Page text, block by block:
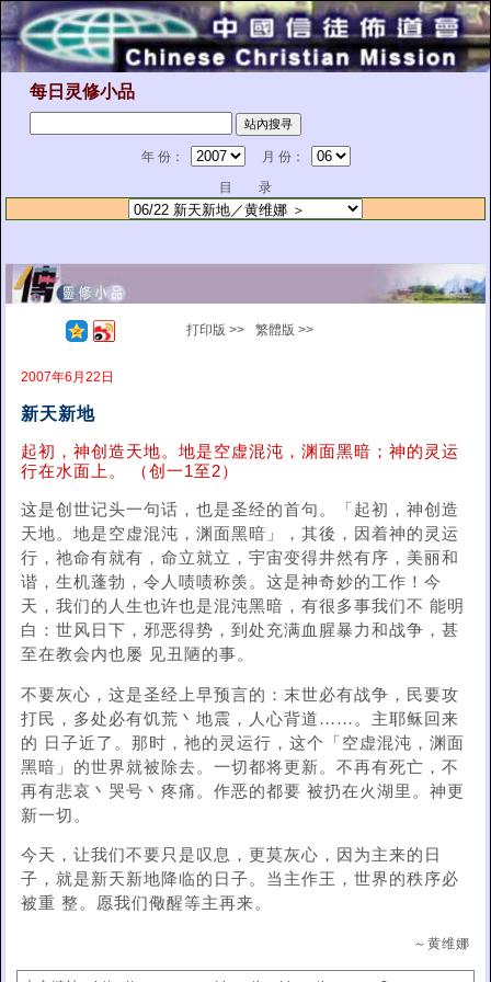
每日灵修小品
年 份：
月 份：
目 录
打印版 >> 繁體版 >>
2007年6月22日
新天新地
起初，神创造天地。地是空虚混沌，渊面黑暗；神的灵运
行在水面上。 （创一1至2）
这是创世记头一句话，也是圣经的首句。「起初，神创造
天地。地是空虚混沌，渊面黑暗」，其後，因着神的灵运
行，祂命有就有，命立就立，宇宙变得井然有序，美丽和
谐，生机蓬勃，令人啧啧称羡。这是神奇妙的工作！今
天，我们的人生也许也是混沌黑暗，有很多事我们不 能明
白：世风日下，邪恶得势，到处充满血腥暴力和战争，甚
至在教会内也屡 见丑陋的事。
不要灰心，这是圣经上早预言的：末世必有战争，民要攻
打民，多处必有饥荒丶地震，人心背道……。主耶稣回来
的 日子近了。那时，祂的灵运行，这个「空虚混沌，渊面
黑暗」的世界就被除去。一切都将更新。不再有死亡，不
再有悲哀丶哭号丶疼痛。作恶的都要 被扔在火湖里。神更
新一切。
今天，让我们不要只是叹息，更莫灰心，因为主来的日
子，就是新天新地降临的日子。当主作王，世界的秩序必
被重 整。愿我们儆醒等主再来。
～黄维娜